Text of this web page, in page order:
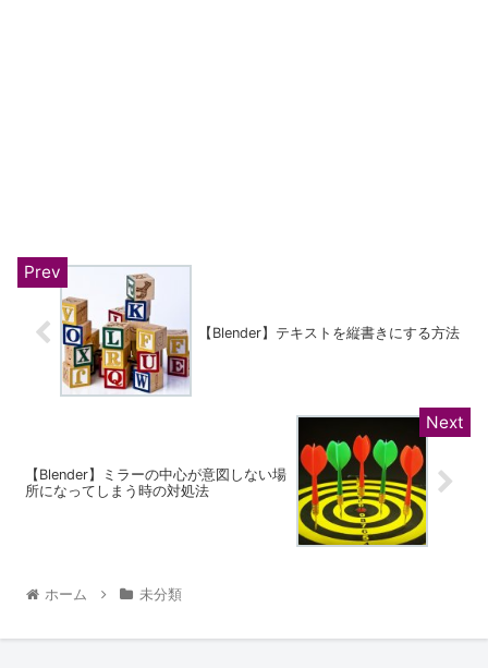
【Blender】テキストを縦書きにする方法
【Blender】ミラーの中心が意図しない場
所になってしまう時の対処法
ホーム 未分類